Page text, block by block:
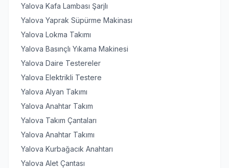
Yalova Kafa Lambası Şarjlı
Yalova Yaprak Süpürme Makinası
Yalova Lokma Takımı
Yalova Basınçlı Yıkama Makinesi
Yalova Daire Testereler
Yalova Elektrikli Testere
Yalova Alyan Takımı
Yalova Anahtar Takım
Yalova Takım Çantaları
Yalova Anahtar Takımı
Yalova Kurbağacık Anahtarı
Yalova Alet Çantası